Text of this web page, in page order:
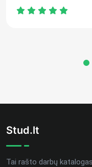
Stud.lt
Tai rašto darbų